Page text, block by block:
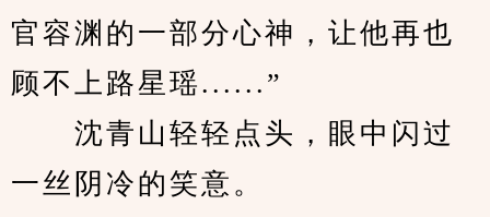
官容渊的一部分心神，让他再也
顾不上路星瑶......”
沈青山轻轻点头，眼中闪过
一丝阴冷的笑意。